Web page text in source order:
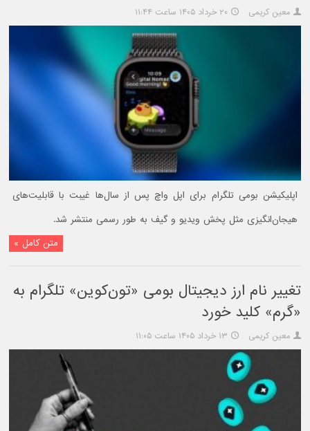
معین کریمی ۲۰ خرداد ۱۴۰۵ ساعت ۱۱:۴۴
اپلیکیشن بومی تلگرام برای اپل واچ پس از سال‌ها غیبت با قابلیت‌های
هیجان‌انگیزی مثل پخش ویدیو و گیف به طور رسمی منتشر شد.
متن کامل »
تغییر نام ارز دیجیتال بومی «تون‌کوین» تلگرام به
«گرم» کلید خورد
معین کریمی ۱۳ خرداد ۱۴۰۵ ساعت ۱۱:۰۵